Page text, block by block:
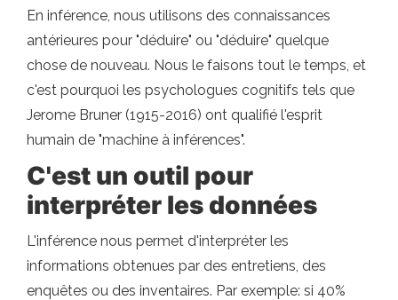
En inférence, nous utilisons des connaissances
antérieures pour "déduire" ou "déduire" quelque
chose de nouveau. Nous le faisons tout le temps, et
c'est pourquoi les psychologues cognitifs tels que
Jerome Bruner (1915-2016) ont qualifié l'esprit
humain de "machine à inférences".
C'est un outil pour
interpréter les données
L'inférence nous permet d'interpréter les
informations obtenues par des entretiens, des
enquêtes ou des inventaires. Par exemple: si 40%